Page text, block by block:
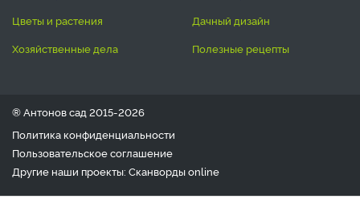
цветы и растения
дачный дизайн
хозяйственные дела
полезные рецепты
® Антонов сад 2015-2026
Политика конфиденциальности
Пользовательское соглашение
Другие наши проекты: Сканвордыonline